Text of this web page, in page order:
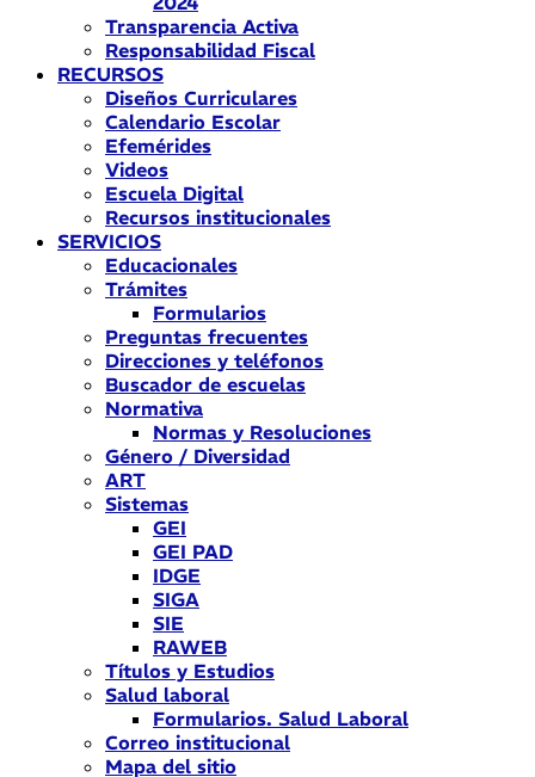
Transparencia Activa
Responsabilidad Fiscal
RECURSOS
Diseños Curriculares
Calendario Escolar
Efemérides
Videos
Escuela Digital
Recursos institucionales
SERVICIOS
Educacionales
Trámites
Formularios
Preguntas frecuentes
Direcciones y teléfonos
Buscador de escuelas
Normativa
Normas y Resoluciones
Género / Diversidad
ART
Sistemas
GEI
GEI PAD
IDGE
SIGA
SIE
RAWEB
Títulos y Estudios
Salud laboral
Formularios. Salud Laboral
Correo institucional
Mapa del sitio